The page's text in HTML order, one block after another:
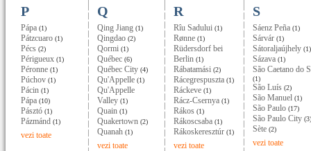
P
Pápa (1)
Pátzcuaro (1)
Pécs (2)
Périgueux (1)
Péronne (1)
Púchov (1)
Pácin (1)
Pápa (10)
Pásztó (1)
Pázmánd (1)
vezi toate
Q
Qing Jiang (1)
Qingdao (2)
Qormi (1)
Québec (6)
Québec City (4)
Qu'Appelle (1)
Qu'Appelle
Valley (1)
Quain (1)
Quakertown (2)
Quanah (1)
vezi toate
R
Rîu Sadului (1)
Rønne (1)
Rüdersdorf bei
Berlin (1)
Rábatamási (2)
Rácegrespuszta (1)
Ráckeve (1)
Rácz-Csernya (1)
Rákos (1)
Rákoscsaba (1)
Rákoskeresztúr (1)
vezi toate
S
Sáenz Peña (1)
Sárvár (1)
Sátoraljaújhely (1)
Sázava (1)
São Caetano do
(1)
São Luís (2)
São Manuel (1)
São Paulo (17)
São Paulo City (3)
Sète (2)
vezi toate